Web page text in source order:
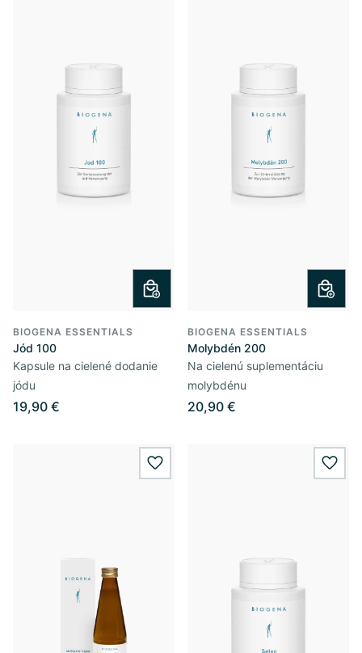
BIOGENA ESSENTIALS
Jód 100
Kapsule na cielené dodanie
jódu
19,90 €
BIOGENA ESSENTIALS
Molybdén 200
Na cielenú suplementáciu
molybdénu
20,90 €
wishlist.add